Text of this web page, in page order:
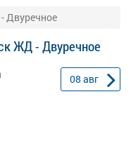
Двуречное
ЖД - Двуречное
08 авг